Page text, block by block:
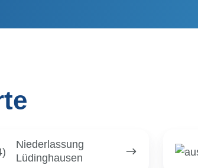
Niederlassung
Lüdinghausen
Söding